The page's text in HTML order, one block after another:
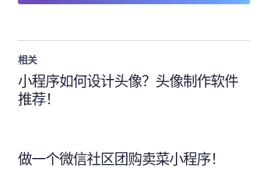
相关
小程序如何设计头像？头像制作软件
推荐！
做一个微信社区团购卖菜小程序！